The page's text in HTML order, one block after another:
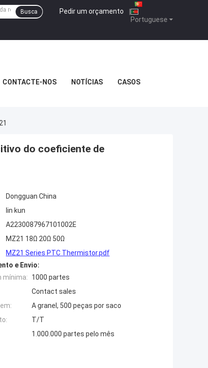
Portuguese
Pedir um orçamento |
Busca
CONTACTE-NOS NOTÍCIAS CASOS
do coeficiente de
Dongguan China
lin kun
A2230087967101002E
MZ21 18Ω 20Ω 50Ω
MZ21 Series PTC Thermistor.pdf
e Envio:
mínima:
1000 partes
Contact sales
A granel, 500 peças por saco
T/T
1.000.000 partes pelo mês